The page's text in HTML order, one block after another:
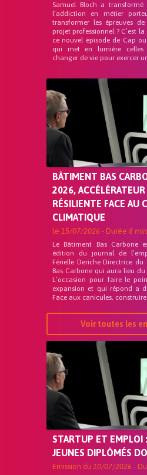
Samuel Bloch a
l’addiction en métier
transformer les épreuves
projet professionnel ? C’est
ce nouvel épisode de Cap
qui met en lumière
changer de vie pour exercer
BÂTIMENT BAS
2026,
RÉSILIENTE FACE AU
CLIMATIQUE
le 15/07/2026 - Durée 8
Le Bâtiment Bas Carbone
édition du journal de
Férielle Deriche Directrice
Bas Carbone qui aura lieu du
L’occasion pour faire le
expansion et qui répond a
Face aux canicules,
Voir toutes les
STARTUP ET EMPLOI
JEUNES DIPLÔMÉS
Emission du 10/07/2026 -